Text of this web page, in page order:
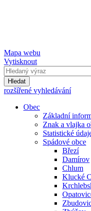
Mapa webu
Vytisknout
Hledat
rozšířené vyhledávání
Obec
Základní
Znak a vlajka
Statistické
Spádové obce
Březí
Damírov
Chlum
Klucké